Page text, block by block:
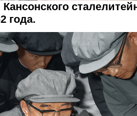
года.